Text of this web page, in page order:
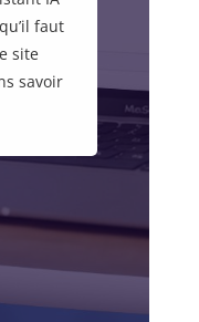
faut
site
savoir